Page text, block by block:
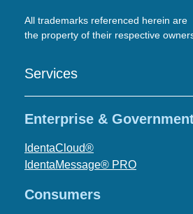
All trademarks referenced herein are
the property of their respective
Services
Enterprise &
IdentaCloud®
IdentaMessage® PRO
Consumers